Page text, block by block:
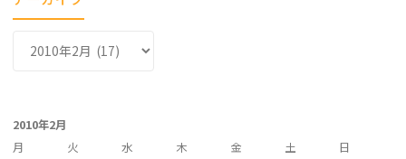
ブ
2010年2月
月
火 水 木 金 土
日